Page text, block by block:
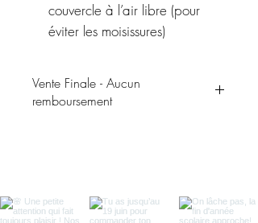
couvercle à l’air libre (pour
éviter les moisissures)
Vente Finale - Aucun
remboursement
sourire.💕🌈🥤